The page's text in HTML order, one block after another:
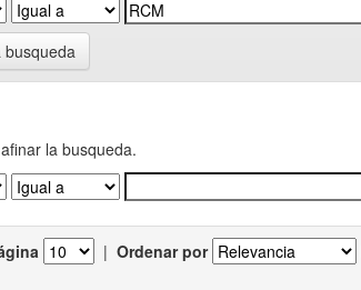
la busqueda.
| Ordenar por